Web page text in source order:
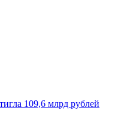
109,6 млрд рублей